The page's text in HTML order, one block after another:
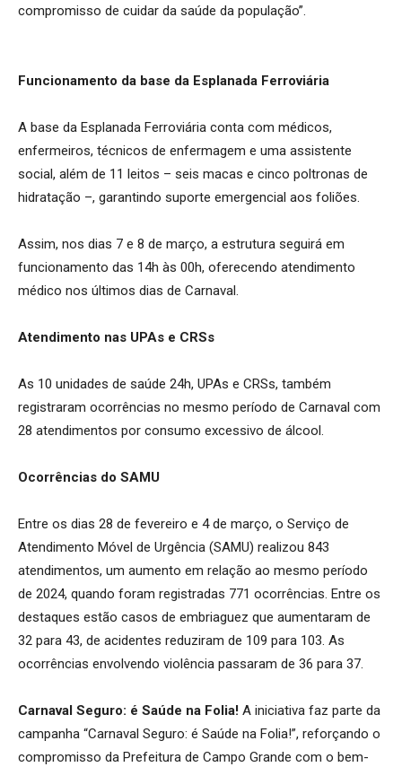
compromisso de cuidar da saúde da população”.
Funcionamento da base da Esplanada Ferroviária
A base da Esplanada Ferroviária conta com médicos,
enfermeiros, técnicos de enfermagem e uma assistente
social, além de 11 leitos – seis macas e cinco poltronas de
hidratação –, garantindo suporte emergencial aos foliões.
Assim, nos dias 7 e 8 de março, a estrutura seguirá em
funcionamento das 14h às 00h, oferecendo atendimento
médico nos últimos dias de Carnaval.
Atendimento nas UPAs e CRSs
As 10 unidades de saúde 24h, UPAs e CRSs, também
registraram ocorrências no mesmo período de Carnaval com
28 atendimentos por consumo excessivo de álcool.
Ocorrências do SAMU
Entre os dias 28 de fevereiro e 4 de março, o Serviço de
Atendimento Móvel de Urgência (SAMU) realizou 843
atendimentos, um aumento em relação ao mesmo período
de 2024, quando foram registradas 771 ocorrências. Entre os
destaques estão casos de embriaguez que aumentaram de
32 para 43, de acidentes reduziram de 109 para 103. As
ocorrências envolvendo violência passaram de 36 para 37.
Carnaval Seguro: é Saúde na Folia! A iniciativa faz parte da
campanha “Carnaval Seguro: é Saúde na Folia!”, reforçando o
compromisso da Prefeitura de Campo Grande com o bem-